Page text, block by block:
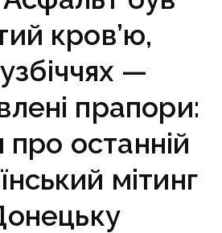
кров’ю,
—
прапори:
про останній
мітинг